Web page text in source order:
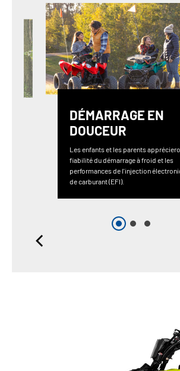
DÉMARRAGE EN
DOUCEUR
Les enfants et les parents
fiabilité du démarrage à froid et les
performances de l'injection
de carburant (EFI).